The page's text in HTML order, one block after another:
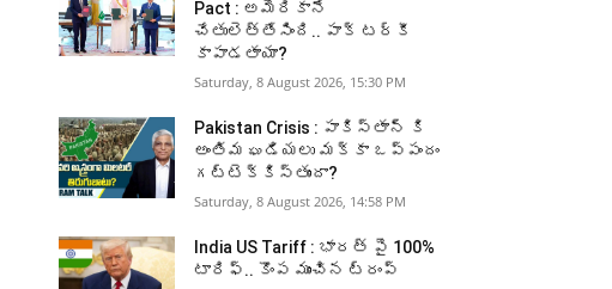
Pact : అమెరికానే
చేతులెత్తేసింది.. పాక్‌ టర్కీ
కాపాడతాయా?
Saturday, 8 August 2026, 15:30 PM
Pakistan Crisis : పాకిస్తాన్ కి
అంతిమ ఘడియలు మక్కా ఒప్పందం
గట్టెక్కిస్తుందా?
Saturday, 8 August 2026, 14:58 PM
India US Tariff : భారత్ పై 100%
టారిఫ్.. కొంప ముంచిన ట్రంప్